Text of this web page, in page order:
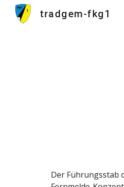
tradgem-fkg1
Der Führungsstab